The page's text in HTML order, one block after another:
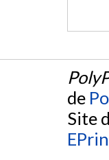
de
Site